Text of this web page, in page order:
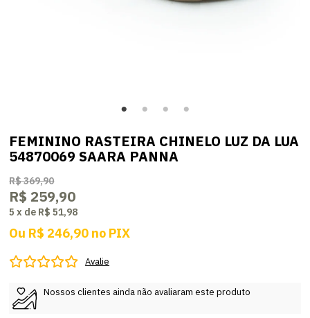
FEMININO RASTEIRA CHINELO LUZ DA LUA
54870069 SAARA PANNA
R$ 369,90
R$ 259,90
5 x de R$ 51,98
Ou R$ 246,90 no PIX
Avalie
Nossos clientes ainda não avaliaram este produto